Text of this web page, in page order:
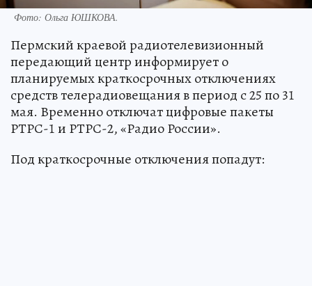
Фото: Ольга ЮШКОВА.
Пермский краевой радиотелевизионный
передающий центр информирует о
планируемых краткосрочных отключениях
средств телерадиовещания в период с 25 по 31
мая. Временно отключат цифровые пакеты
РТРС-1 и РТРС-2, «Радио России».
Под краткосрочные отключения попадут: